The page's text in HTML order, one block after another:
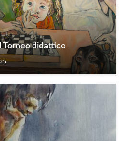
Torneo didattico